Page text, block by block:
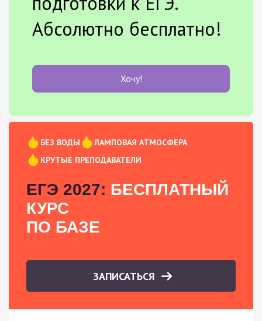
Абсолютно бесплатно!
Хочу!
БЕЗ ВОДЫ
ЛАМПОВАЯ АТМОСФЕРА
КРУТЫЕ ПРЕПОДАВАТЕЛИ
ЕГЭ 2027: БЕСПЛАТНЫЙ
КУРС
ПО БАЗЕ
ЗАПИСАТЬСЯ